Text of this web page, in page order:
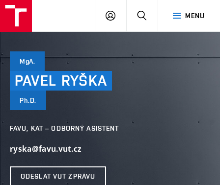
MENU
PŘIHLÁSIT
MgA.
PAVEL RYŠKA
Ph.D.
FAVU, KAT – ODBORNÝ ASISTENT
ryska@favu.vut.cz
ODESLAT VUT ZPRÁVU